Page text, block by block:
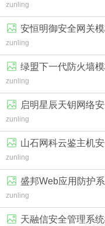
zunling
安恒明御安全网关模
zunling
绿盟下一代防火墙模
zunling
启明星辰天钥网络
zunling
山石网科云鉴主机
zunling
盛邦Web应用防护
zunling
天融信安全管理系